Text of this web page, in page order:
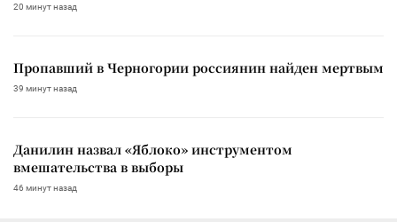
20 минут назад
Пропавший в Черногории россиянин найден мертвым
39 минут назад
Данилин назвал «Яблоко» инструментом
вмешательства в выборы
46 минут назад